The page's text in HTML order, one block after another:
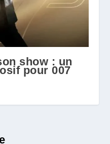
show : un
pour 007